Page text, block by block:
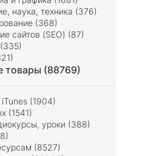
наука, техника (376)
(368)
сайтов (SEO) (87)
товары (88769)
(1904)
(1541)
уроки (388)
(8527)